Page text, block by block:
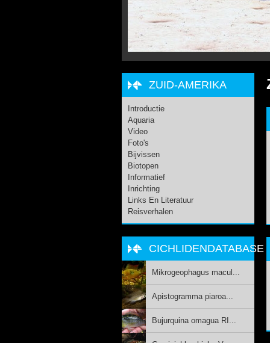
ZUID-AMERIKA
Introductie
Aquaria
Video
Foto's
Bijvissen
Biotopen
Informatief
Inrichting
Links En Literatuur
Reisverhalen
CICHLIDENDATABASE
Mikrogeophagus macul...
Apistogramma piaroa...
Bujurquina omagua RI...